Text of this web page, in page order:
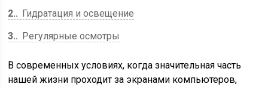
2.
Гидратация и освещение
3.
Регулярные осмотры
В современных условиях, когда значительная часть
нашей жизни проходит за экранами компьютеров,